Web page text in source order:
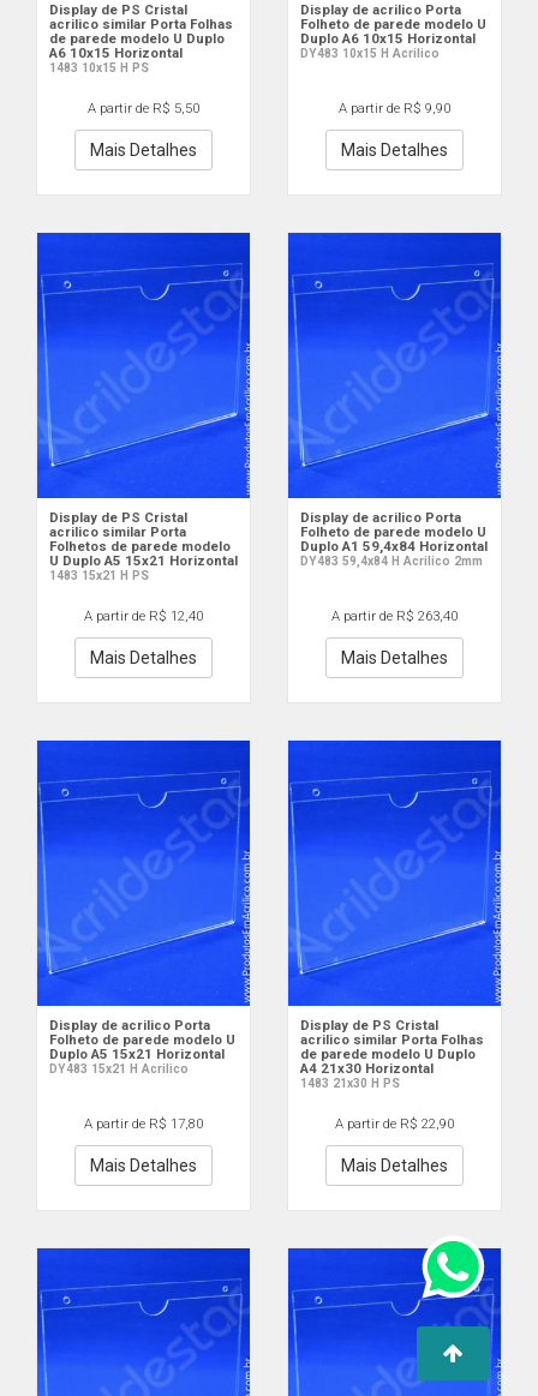
Display de PS Cristal
acrilico similar Porta Folhas
de parede modelo U Duplo
A6 10x15 Horizontal
1483 10x15 H PS
A partir de R$ 5,50
Mais Detalhes
Display de acrilico Porta
Folheto de parede modelo U
Duplo A6 10x15 Horizontal
DY483 10x15 H Acrilico
A partir de R$ 9,90
Mais Detalhes
Display de PS Cristal
acrilico similar Porta
Folhetos de parede modelo
U Duplo A5 15x21 Horizontal
1483 15x21 H PS
A partir de R$ 12,40
Mais Detalhes
Display de acrilico Porta
Folheto de parede modelo U
Duplo A1 59,4x84 Horizontal
DY483 59,4x84 H Acrilico 2mm
A partir de R$ 263,40
Mais Detalhes
Display de acrilico Porta
Folheto de parede modelo U
Duplo A5 15x21 Horizontal
DY483 15x21 H Acrilico
A partir de R$ 17,80
Mais Detalhes
Display de PS Cristal
acrilico similar Porta Folhas
de parede modelo U Duplo
A4 21x30 Horizontal
1483 21x30 H PS
A partir de R$ 22,90
Mais Detalhes